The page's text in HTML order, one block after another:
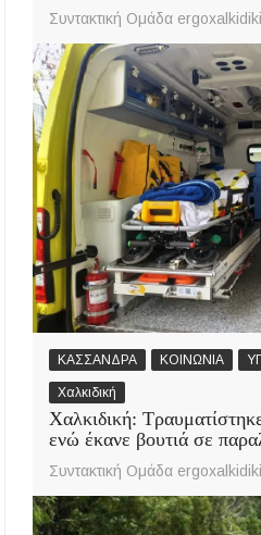
Συντακτική Ομάδα
ΚΑΣΣΑΝΔΡΑ ΚΟΙΝΩΝΙΑ
Χαλκιδική
Χαλκιδική:
ενώ έκανε βουτιά σε
Συντακτική Ομάδα